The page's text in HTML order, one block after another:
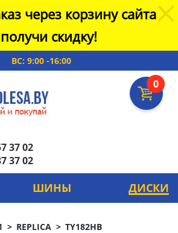
через корзину сайта
скидку!
ВС: 9:00 -16:00
0
37 02
37 02
ШИНЫ ДИСКИ
REPLICA TY182HB